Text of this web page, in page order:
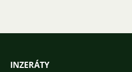
INZERÁTY